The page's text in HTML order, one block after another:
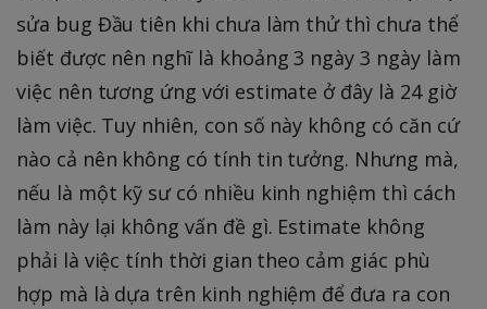
sửa bug Đầu tiên khi chưa làm thử thì chưa thể
biết được nên nghĩ là khoảng 3 ngày 3 ngày làm
việc nên tương ứng với estimate ở đây là 24 giờ
làm việc. Tuy nhiên, con số này không có căn cứ
nào cả nên không có tính tin tưởng. Nhưng mà,
nếu là một kỹ sư có nhiều kinh nghiệm thì cách
làm này lại không vấn đề gì. Estimate không
phải là việc tính thời gian theo cảm giác phù
hợp mà là dựa trên kinh nghiệm để đưa ra con